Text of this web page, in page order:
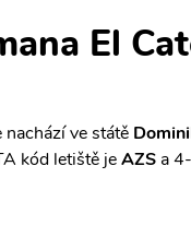
El
nachází ve státě
kód letiště jeAZS a